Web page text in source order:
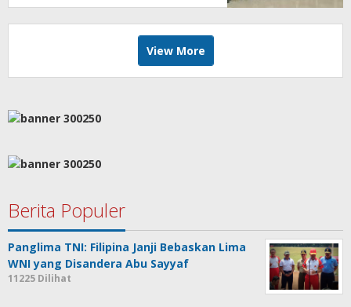
View More
Berita Populer
Panglima TNI: Filipina Janji Bebaskan Lima
WNI yang Disandera Abu Sayyaf
11225 Dilihat